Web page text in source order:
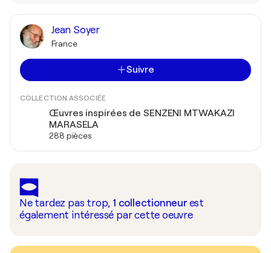
Jean Soyer
France
Suivre
COLLECTION ASSOCIÉE
Œuvres inspirées de SENZENI MTWAKAZI
MARASELA
288 pièces
Ne tardez pas trop, 1 collectionneur est
également intéressé par cette oeuvre